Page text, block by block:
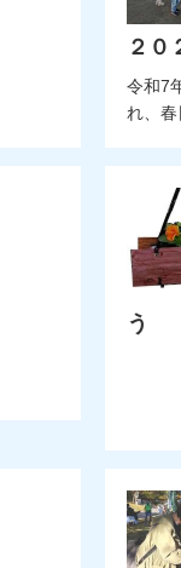
２０
令和7
れ、春
う